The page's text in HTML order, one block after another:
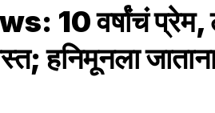
10 वर्षांचं प्रेम,
हनिमूनला